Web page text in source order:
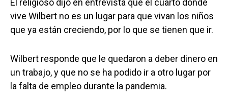
El religioso dijo en entrevista que el cuarto donde
vive Wilbert no es un lugar para que vivan los niños
que ya están creciendo, por lo que se tienen que ir.
Wilbert responde que le quedaron a deber dinero en
un trabajo, y que no se ha podido ir a otro lugar por
la falta de empleo durante la pandemia.